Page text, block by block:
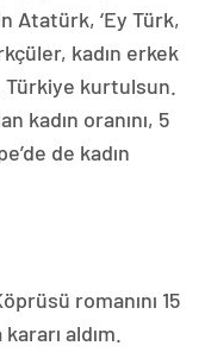
Atatürk, ‘Ey Türk,
kadın erkek
Türkiye kurtulsun.
kadın oranını, 5
de kadın
romanını 15
aldım.